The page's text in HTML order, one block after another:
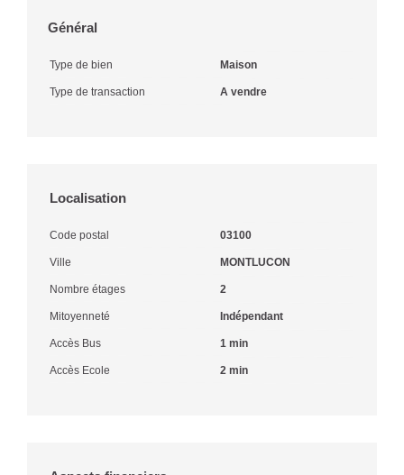
Général
Type de bien Maison
Type de transaction A vendre
Localisation
Code postal 03100
Ville MONTLUCON
Nombre étages 2
Mitoyenneté Indépendant
Accès Bus 1 min
Accès Ecole 2 min